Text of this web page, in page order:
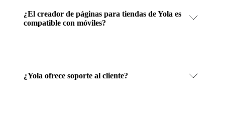
¿El creador de páginas para tiendas de Yola es
compatible con móviles?
¿Yola ofrece soporte al cliente?